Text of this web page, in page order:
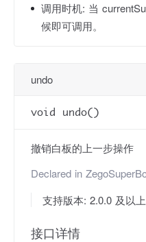
调用时机: 当
候即可调用。
undo
void undo()
撤销白板的上一步操作
Declared in
支持版本: 2.0.0 及以上
接口详情